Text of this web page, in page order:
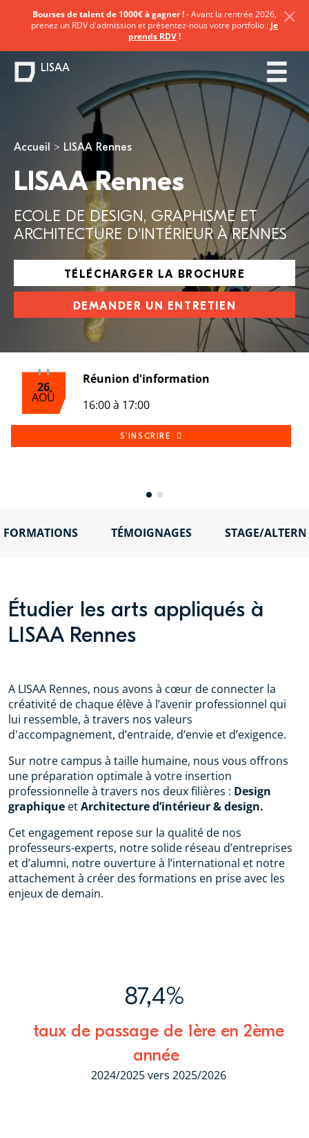
Vous êtes ici
Accueil LISAA Rennes
ECOLE DE DESIGN, GRAPHISME ET
ARCHITECTURE D'INTÉRIEUR À RENNES
LISAA Rennes
TÉLÉCHARGER LA BROCHURE
DEMANDER UN ENTRETIEN
26
AOÛ
Réunion d'information
16:00 à 17:00
S'INSCRIRE
FORMATIONS TÉMOIGNAGES STAGE/
Étudier les arts appliqués à
LISAA Rennes
A LISAA Rennes, nous avons à cœur de connecter la
créativité de chaque élève à l’avenir professionnel qui
lui ressemble, à travers nos valeurs
d'accompagnement, d’entraide, d’envie et d’exigence.
Sur notre campus à taille humaine, nous vous offrons
une préparation optimale à votre insertion
professionnelle à travers nos deux filières : Design
graphique etArchitecture d’intérieur & design.
Cet engagement repose sur la qualité de nos
professeurs-experts, notre solide réseau d’entreprises
et d’alumni, notre ouverture à l’international et notre
attachement à créer des formations en prise avec les
enjeux de demain.
87,4%
taux de passage de 1ère en 2ème
année
2024/2025 vers 2025/2026
Bourses de talent de 1000€ à gagner !- Avant la rentrée 2026,
prenez un RDV d'admission et présentez-nous votre portfolio : Je
prends RDV!
LISAA